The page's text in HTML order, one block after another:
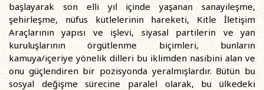
başlayarak son elli yıl içinde yaşanan sanayileşme,
şehirleşme, nüfus kütlelerinin hareketi, Kitle İletişim
Araçlarının yapısı ve işlevi, siyasal partilerin ve yan
kuruluşlarının örgütlenme biçimleri, bunların
kamuya/içeriye yönelik dilleri bu iklimden nasibini alan ve
onu güçlendiren bir pozisyonda yeralmışlardır. Bütün bu
sosyal değişme sürecine paralel olarak, bu ülkedeki